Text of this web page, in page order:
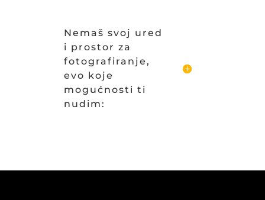
Nemaš svoj ured
i prostor za
fotografiranje,
evo koje
mogućnosti ti
nudim: